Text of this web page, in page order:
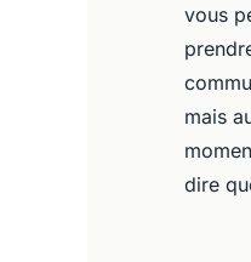
vous
mais
dire